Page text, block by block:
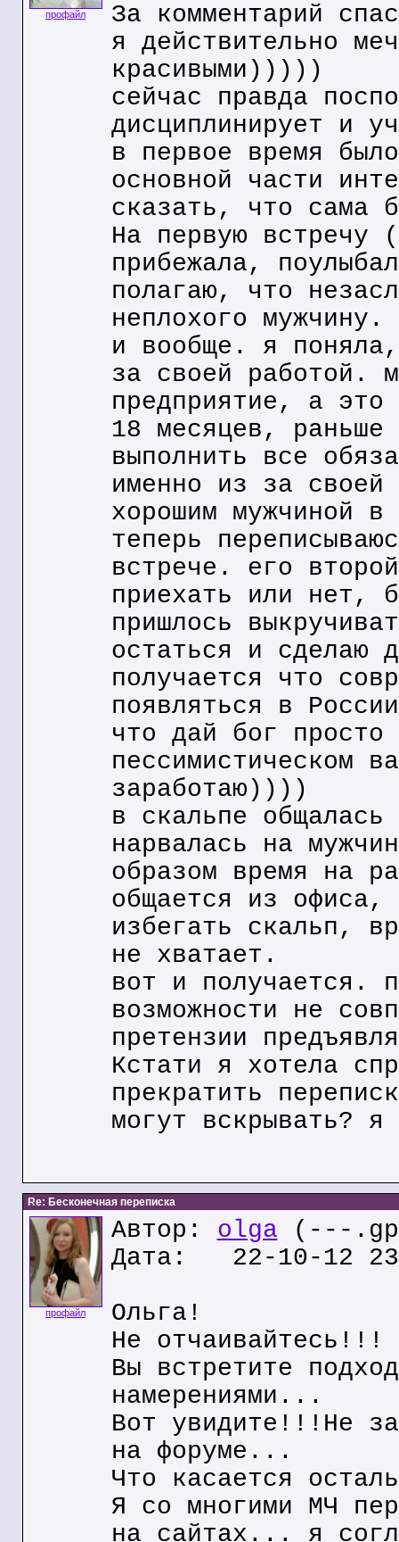
профайл
За комментарий
я действительно
красивыми)))))
сейчас правда
дисциплинирует и
в первое время
основной части
сказать, что сама
На первую встречу
прибежала,
полагаю, что
неплохого мужчину.
и вообще. я
за своей работой.
предприятие, а это
18 месяцев,
выполнить все
именно из за своей
хорошим мужчиной в
теперь
встрече. его
приехать или нет,
пришлось
остаться и сделаю
получается что
появляться в
что дай бог
пессимистическом
заработаю))))
в скальпе
нарвалась на
образом время на
общается из
избегать скальп,
не хватает.
вот и получается.
возможности не
претензии
Кстати я хотела
прекратить
могут вскрывать?
Re: Бесконечная переписка
профайл
Автор: olga (---
Дата: 22-10-12
Ольга!
Не отчаивайтесь!!!
Вы встретите
намерениями...
Вот увидите!!!Не
на форуме...
Что касается
Я со многими МЧ
на сайтах... я